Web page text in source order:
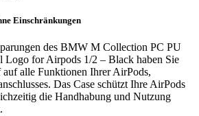
Einschränkungen
des BMW M Collection PC PU
Logo for Airpods 1/2 – Black haben Sie
alle Funktionen Ihrer AirPods,
Das Case schützt Ihre AirPods
die Handhabung und Nutzung